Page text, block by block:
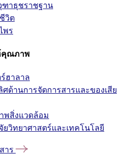
าธุชราชฐาน
วิต
พร
คุณภาพ
ฮาลาล
ศด้านการจัดการสารและของเสีย
พสิ่งแวดล้อม
ยวิทยาศาสตร์และเทคโนโลยี
าร